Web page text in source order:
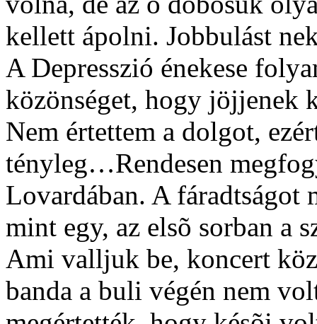
kellett ápolni. Jobbulást
A Depresszió énekese
közönséget, hogy jöjjenek
Nem értettem a dolgot,
tényleg…Rendesen
Lovardában. A fáradtságot
mint egy, az elsõ sorban a
Ami valljuk be, koncert
banda a buli végén nem